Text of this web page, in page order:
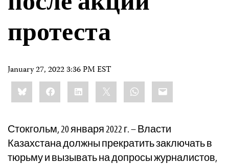
протеста
January 27, 2022 3:36 PM EST
Share
this:BlueskyFacebookLinkedIn WhatsApp
Email
Стокгольм, 20 января 2022 г. – Власти
Казахстана должны прекратить заключать в
тюрьму и вызывать на допросы журналистов,